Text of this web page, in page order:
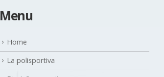
Menu
Home
La polisportiva